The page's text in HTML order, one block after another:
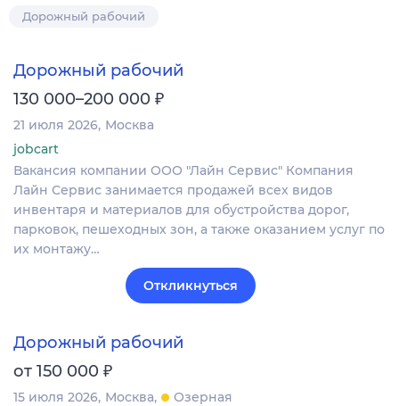
Дорожный рабочий
Дорожный рабочий
130 000–200 000 ₽
21 июля 2026 Москва
jobcart
Вакансия компании ООО "Лайн Сервис" Компания
Лайн Сервис занимается продажей всех видов
инвентаря и материалов для обустройства дорог,
парковок, пешеходных зон, а также оказанием услуг по
их монтажу…
Откликнуться
Дорожный рабочий
от 150 000 ₽
15 июля 2026 Москва
Озерная